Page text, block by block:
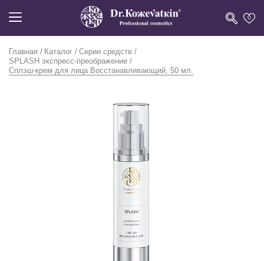
0
Главная Каталог
Серии средств
SPLASH экспресс-преображение
Сплэш-крем для лица Восстанавливающий, 50 мл.